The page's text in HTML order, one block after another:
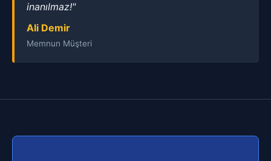
inanılmaz!"
Ali Demir
Memnun Müşteri